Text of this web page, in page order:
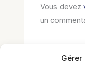
Gérer
Vous devez
un